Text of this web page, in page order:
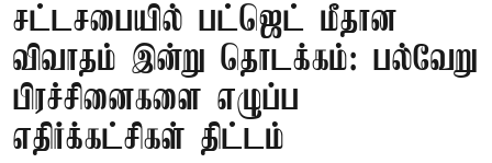
சட்டசபையில் பட்ஜெட் மீதான
விவாதம் இன்று தொடக்கம்: பல்வேறு
பிரச்சினைகளை எழுப்ப
எதிர்க்கட்சிகள் திட்டம்